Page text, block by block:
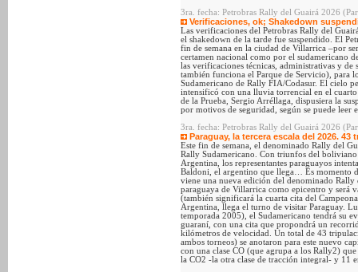
3ra. fecha: Petrobras Rally del Guairá 2026
Verificaciones, ok; Shakedown
Las verificaciones del Petrobras Rally del
el shakedown de la tarde fue suspendido. El
fin de semana en la ciudad de Villarrica –por
certamen nacional como por el sudamericano
las verificaciones técnicas, administrativas y
también funciona el Parque de Servicio), para
Sudamericano de Rally FIA/Codasur. El cielo
intensificó con una lluvia torrencial en el
de la Prueba, Sergio Arréllaga, dispusiera la
por motivos de seguridad, según se puede
3ra. fecha: Petrobras Rally del Guairá 2026
Paraguay, la tercera escala del 2026.
Este fin de semana, el denominado Rally del
Rally Sudamericano. Con triunfos del
Argentina, los representantes paraguayos
Baldoni, el argentino que llega… Es momento
viene una nueva edición del denominado
paraguaya de Villarrica como epicentro y será
(también significará la cuarta cita del
Argentina, llega el turno de visitar Paraguay.
temporada 2005), el Sudamericano tendrá su
guaraní, con una cita que propondrá un
kilómetros de velocidad. Un total de 43
ambos torneos) se anotaron para este nuevo
con una clase CO (que agrupa a los Rally2)
la CO2 -la otra clase de tracción integral- y 11